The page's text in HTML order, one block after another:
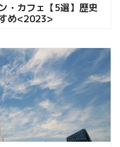
・カフェ【5選】歴史
め<2023>